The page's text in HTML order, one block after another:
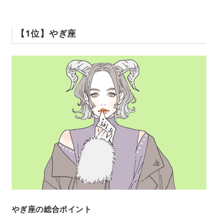
【1位】やぎ座
やぎ座の総合ポイント